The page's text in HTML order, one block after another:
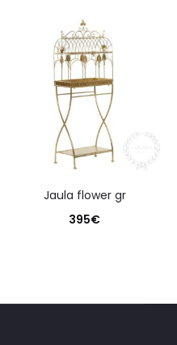
jaula flower gr
395€